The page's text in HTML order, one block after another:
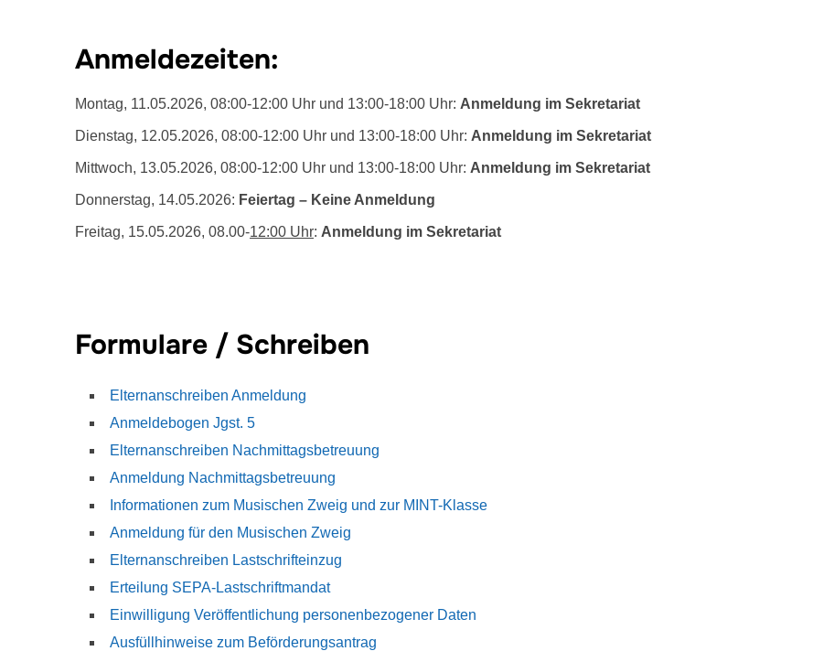
Anmeldezeiten:
Montag, 11.05.2026, 08:00-12:00 Uhr und 13:00-18:00 Uhr: Anmeldung im Sekretariat
Dienstag, 12.05.2026, 08:00-12:00 Uhr und 13:00-18:00 Uhr: Anmeldung im Sekretariat
Mittwoch, 13.05.2026, 08:00-12:00 Uhr und 13:00-18:00 Uhr: Anmeldung im Sekretariat
Donnerstag, 14.05.2026: Feiertag – Keine Anmeldung
Freitag, 15.05.2026, 08.00-12:00 Uhr: Anmeldung im Sekretariat
Formulare / Schreiben
Elternanschreiben Anmeldung
Anmeldebogen Jgst. 5
Elternanschreiben Nachmittagsbetreuung
Anmeldung Nachmittagsbetreuung
Informationen zum Musischen Zweig und zur MINT-Klasse
Anmeldung für den Musischen Zweig
Elternanschreiben Lastschrifteinzug
Erteilung SEPA-Lastschriftmandat
Einwilligung Veröffentlichung personenbezogener Daten
Ausfüllhinweise zum Beförderungsantrag